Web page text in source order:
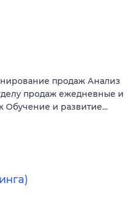
продаж Анализ
продаж ежедневные и
Обучение и развитие…